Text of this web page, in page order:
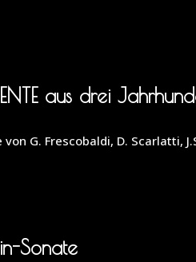
aus drei
G. Frescobaldi, D. Scarlatti,
Sonate